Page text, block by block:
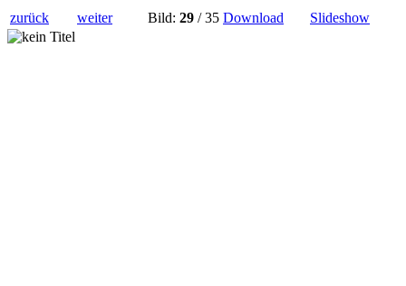
zurück weiter Bild: 29 / 35 Download Slideshow